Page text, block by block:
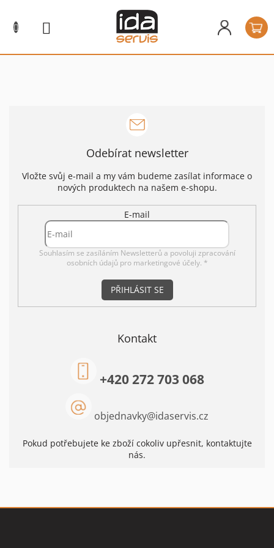
obsah
Odebírat newsletter
Vložte svůj e-mail a my vám budeme zasílat informace o
nových produktech na našem e-shopu.
E-mail
Souhlasím se zasíláním Newsletterů a povoluji zpracování
osobních údajů pro marketingové účely. *
PŘIHLÁSIT SE
Kontakt
objednavky@idaservis.cz
+420 272 703 068
Pokud potřebujete ke zboží cokoliv upřesnit, kontaktujte
nás.